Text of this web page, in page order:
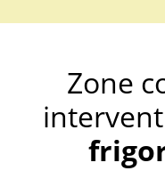
Zone